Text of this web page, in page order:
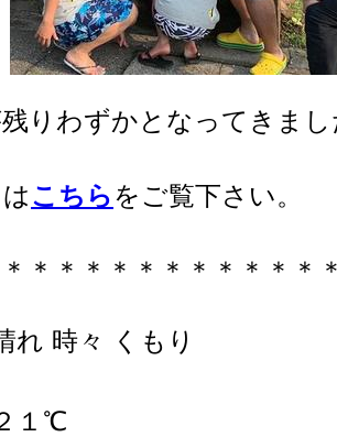
りわずかとなってきま
こちらをご覧下さい。
＊＊＊＊＊＊＊＊＊＊＊＊
れ 時々 くもり
１℃